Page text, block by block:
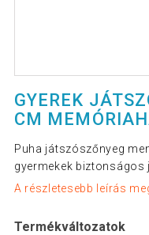
GYEREK
CM
Puha játszószőnyeg
gyermekek biztonságos
A részletesebb leírás
Termékváltozatok